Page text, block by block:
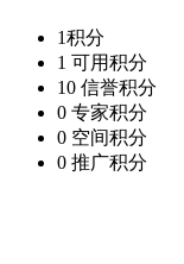
1积分
1 可用积分
10 信誉积分
0 专家积分
0 空间积分
0 推广积分